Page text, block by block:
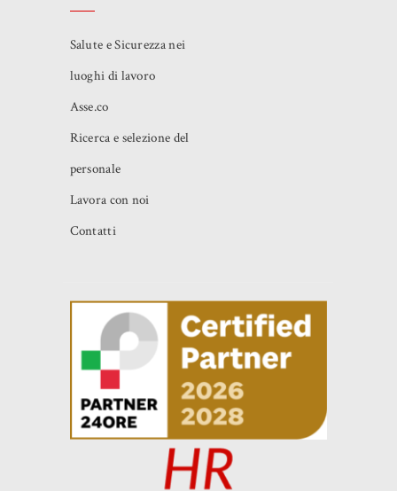
Salute e Sicurezza nei
luoghi di lavoro
Asse.co
Ricerca e selezione del
personale
Lavora con noi
Contatti